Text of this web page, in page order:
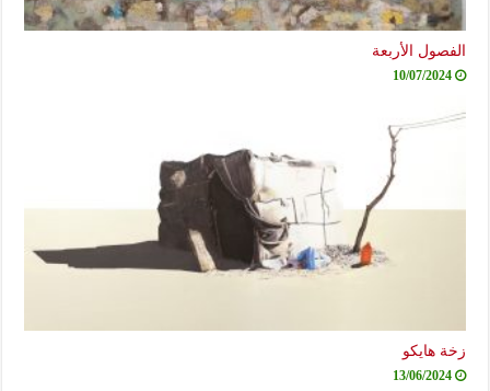
الفصول الأربعة
10/07/2024
زخة هايكو
13/06/2024